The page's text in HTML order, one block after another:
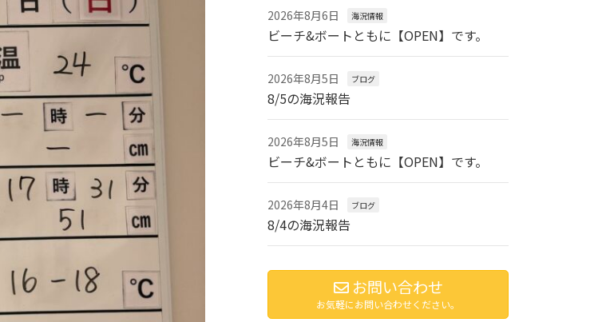
2026年8月6日 海況情報
ビーチ&ボートともに【OPEN】です。
2026年8月5日 ブログ
8/5の海況報告
2026年8月5日 海況情報
ビーチ&ボートともに【OPEN】です。
2026年8月4日 ブログ
8/4の海況報告
お問い合わせ
お気軽にお問い合わせください。